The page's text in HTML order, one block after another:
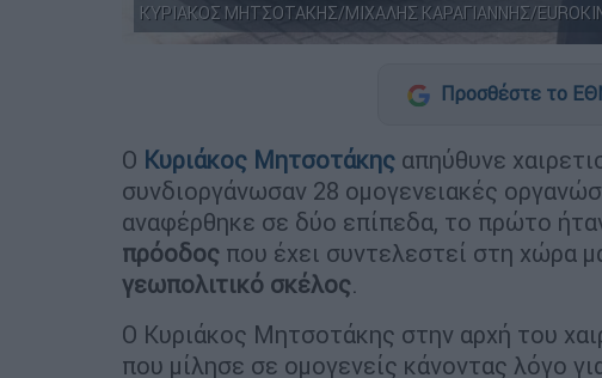
ΚΥΡΙΑΚΟΣ ΜΗΤΣΟΤΑΚΗΣ/ΜΙΧΑΛΗΣ ΚΑΡΑΓΙΑΝΝΗΣ/
Προσθέστε το
Ο Κυριάκος Μητσοτάκης απηύθυνε
συνδιοργάνωσαν 28 ομογενειακές
αναφέρθηκε σε δύο επίπεδα, το πρώτο
πρόοδος που έχει συντελεστεί στη χώρα
γεωπολιτικό σκέλος.
Ο Κυριάκος Μητσοτάκης στην αρχή του
που μίλησε σε ομογενείς κάνοντας λόγο